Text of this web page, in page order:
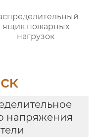
ящик пожарных
нагрузок
напряжения